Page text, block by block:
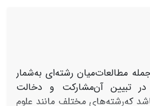
مطالعات‌میان‌ رشته‌ای‌ به‌شمار
در تبیین‌ آن‌مشارکت‌ و دخالت‌
که‌رشته‌های‌ مختلف‌ مانند علوم‌